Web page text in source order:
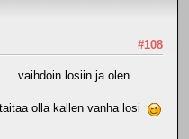
#108
vaihdoin losiin ja olen
olla kallen vanha losi